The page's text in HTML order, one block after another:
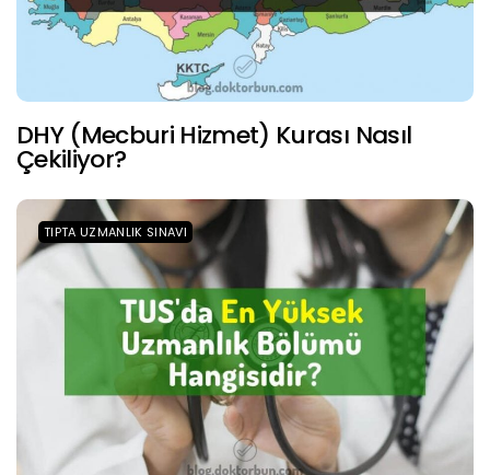
DHY (Mecburi Hizmet) Kurası Nasıl
Çekiliyor?
TIPTA UZMANLIK SINAVI